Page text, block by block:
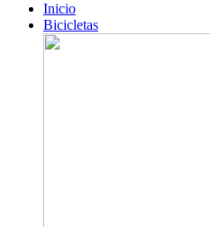
Inicio
Bicicletas